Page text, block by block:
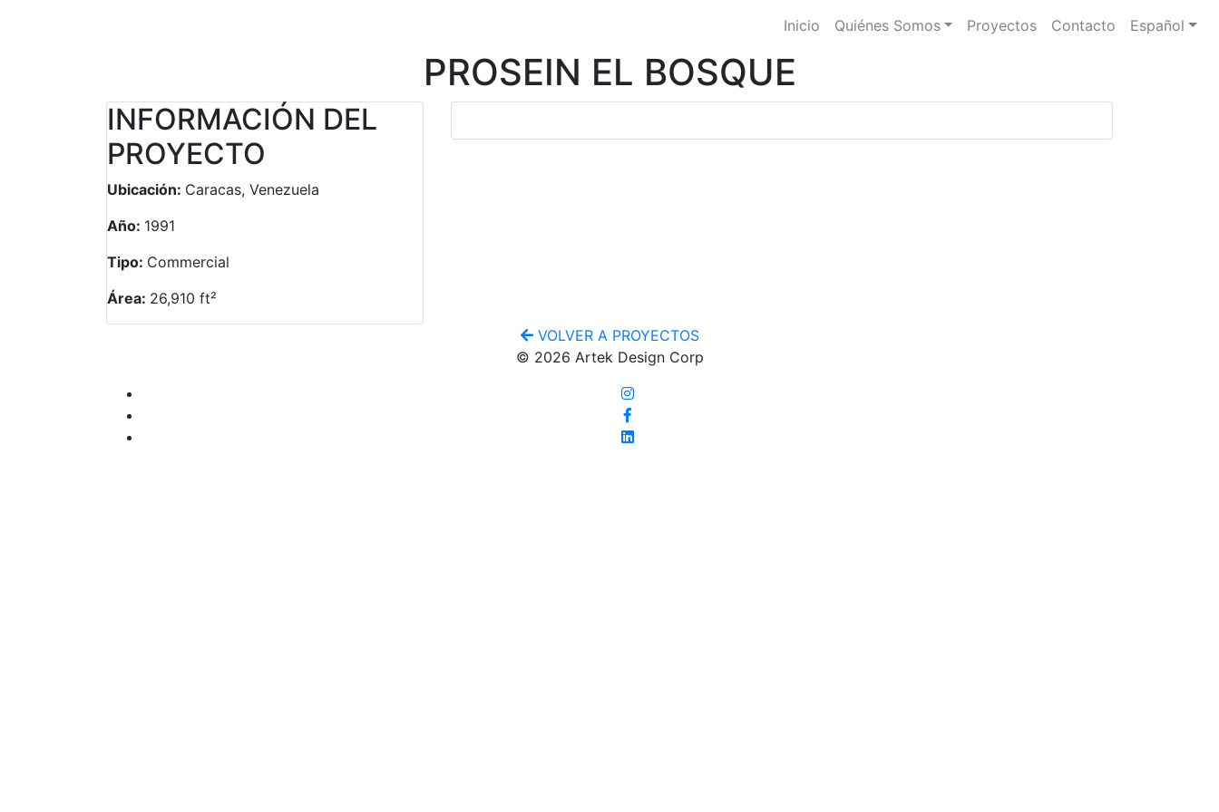
Inicio Quiénes Somos Proyectos Contacto Español
PROSEIN EL BOSQUE
INFORMACIÓN DEL
PROYECTO
Ubicación: Caracas, Venezuela
Año: 1991
Tipo: Commercial
Área: 26,910 ft²
VOLVER A PROYECTOS
© 2026 Artek Design Corp